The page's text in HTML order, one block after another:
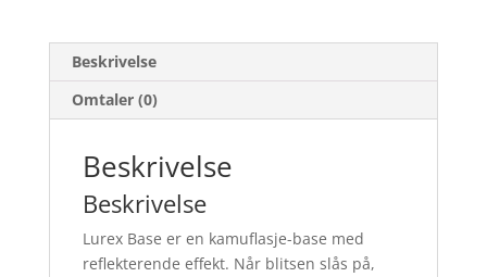
Beskrivelse
Omtaler (0)
Beskrivelse
Beskrivelse
Lurex Base er en kamuflasje-base med
reflekterende effekt. Når blitsen slås på,